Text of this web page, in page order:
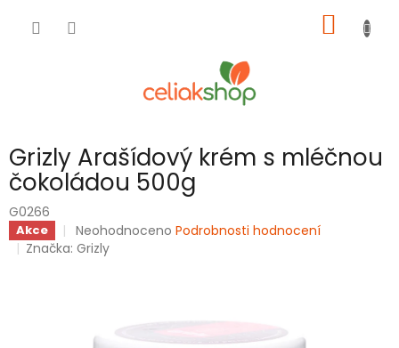
KOŠÍK
Grizly Arašídový krém s mléčnou
čokoládou 500g
G0266
Akce
Průměrné
hodnocení
Neohodnoceno Podrobnosti hodnocení
Značka:Grizly